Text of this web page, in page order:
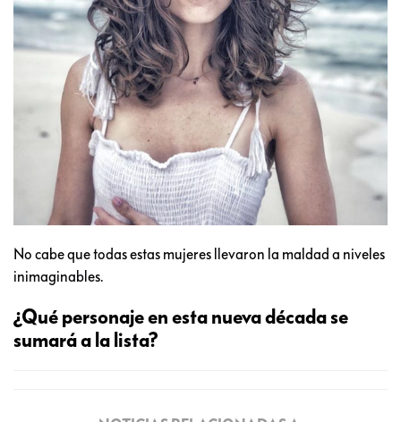
No cabe que todas estas mujeres llevaron la maldad a niveles
inimaginables.
¿Qué personaje en esta nueva década se
sumará a la lista?